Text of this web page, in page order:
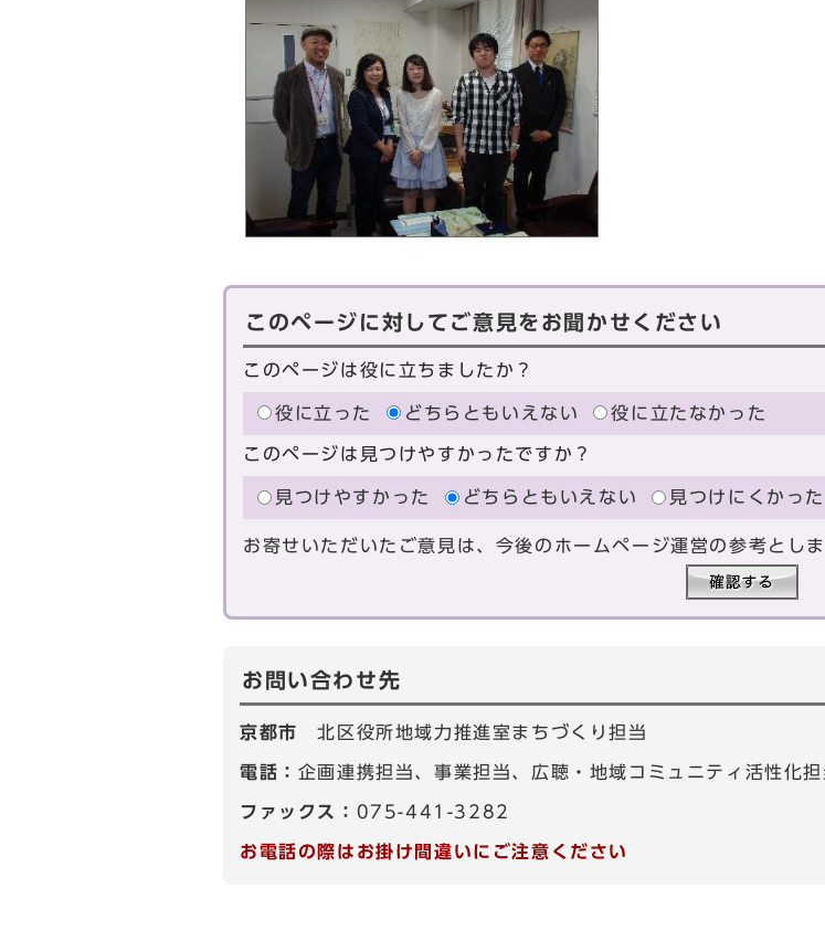
このページに対してご意見をお聞かせください
このページは役に立ちましたか？
役に立った どちらともいえない 役に立たなかった
このページは見つけやすかったですか？
見つけやすかった どちらともいえない 見つけにくかった
お寄せいただいたご意見は、今後のホームページ運営の参考としま
お問い合わせ先
京都市北区役所地域力推進室まちづくり担当
電話： 企画連携担当、事業担当、広聴・地域コミュニティ活性
ファックス： 075-441-3282
お電話の際はお掛け間違いにご注意ください